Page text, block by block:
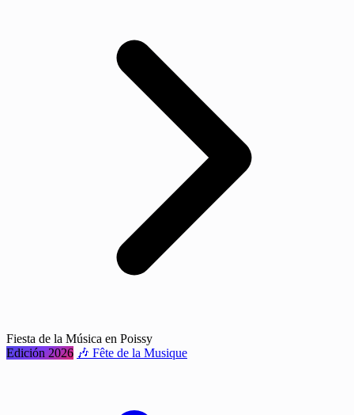
Fiesta de la Música en Poissy
Edición 2026 🎶 Fête de la Musique